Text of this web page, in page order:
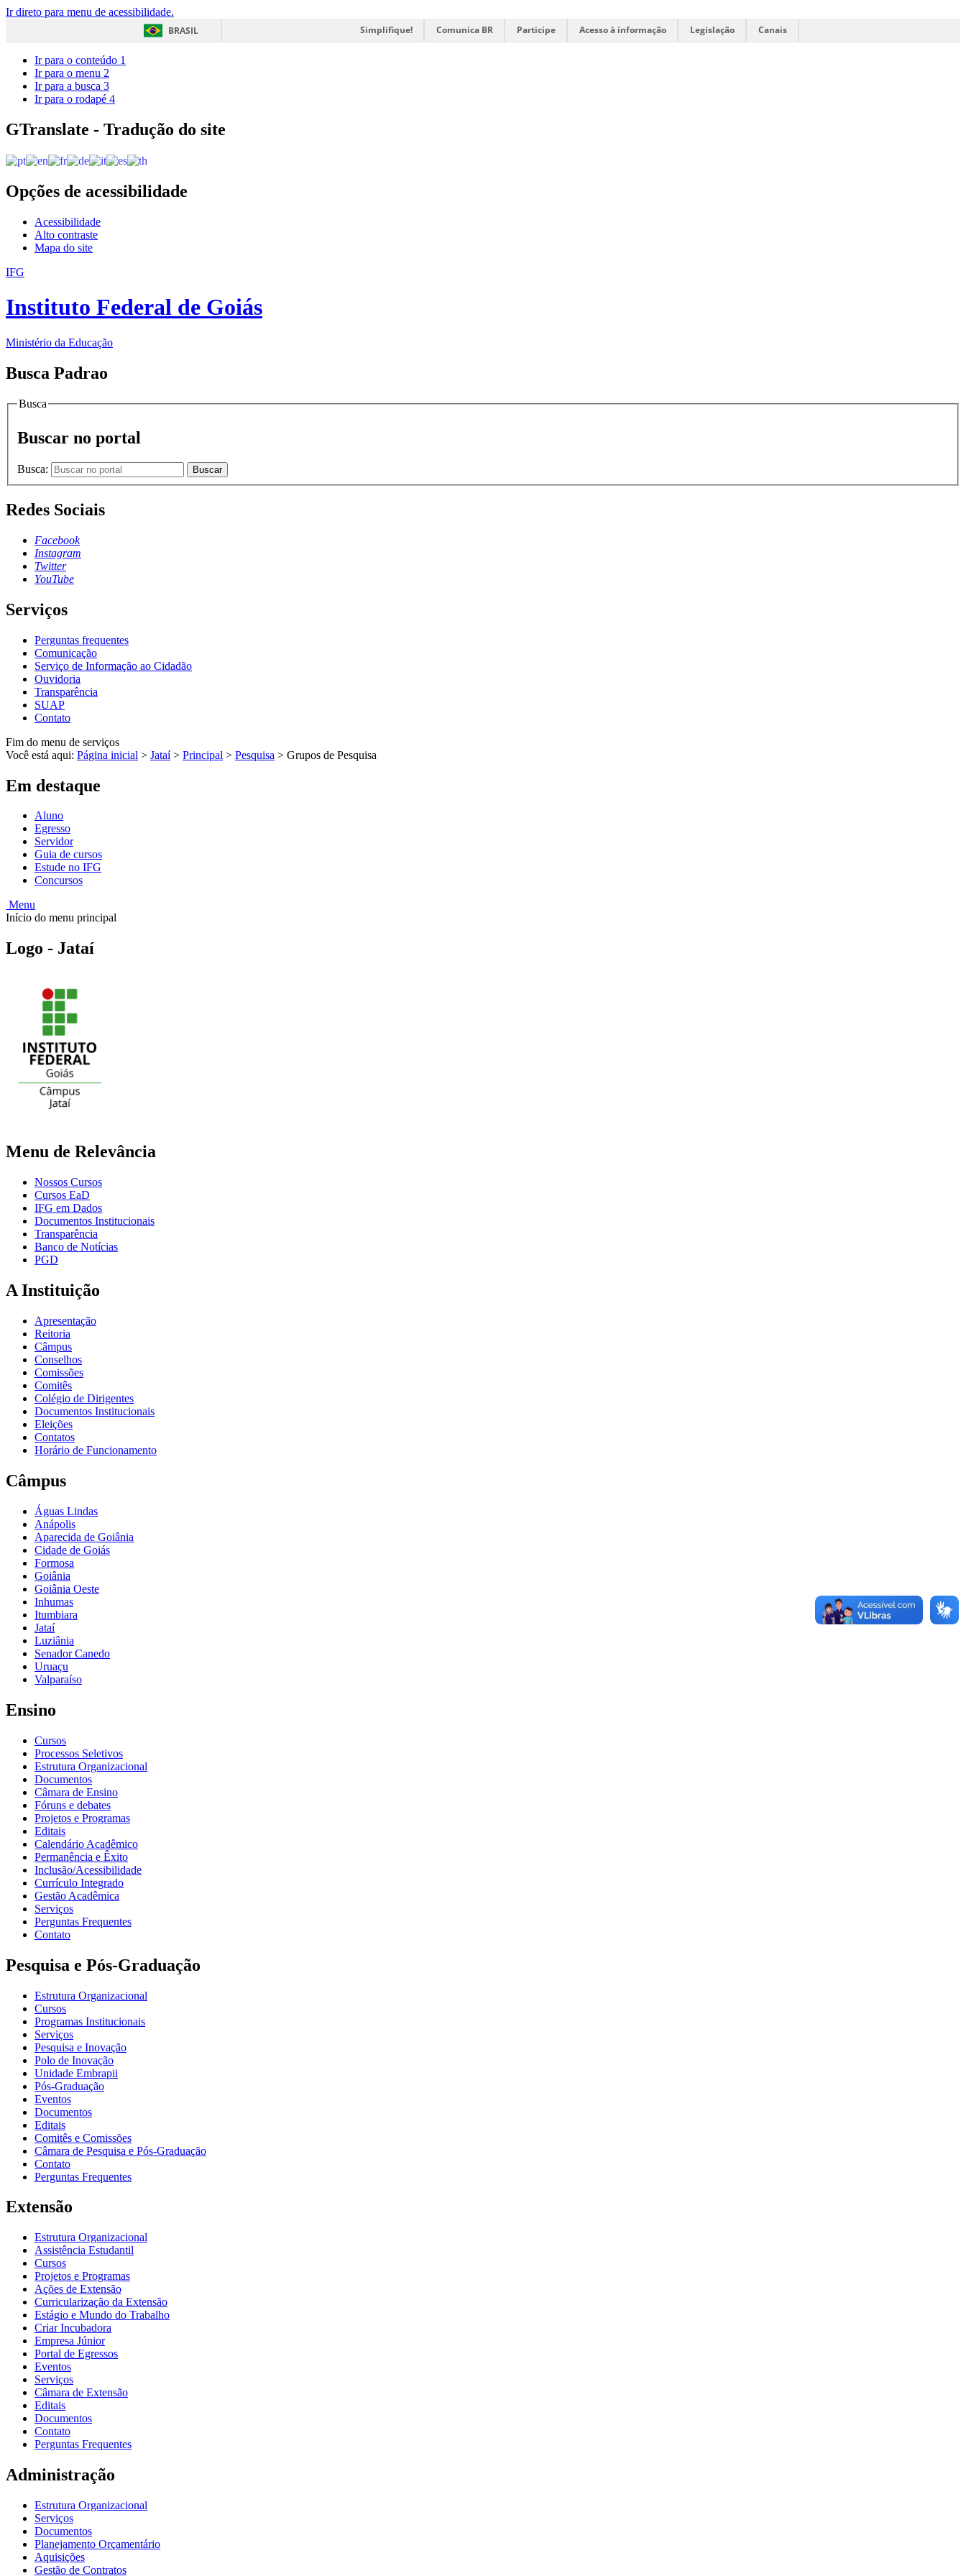
Ir direto para menu de acessibilidade.
BRASIL
Simplifique! Comunica BR Participe Acesso à informação Legislação Canais
Ir para o conteúdo 1
Ir para o menu 2
Ir para a busca 3
Ir para o rodapé 4
GTranslate - Tradução do site
Opções de acessibilidade
Acessibilidade
Alto contraste
Mapa do site
IFG
Instituto Federal de Goiás
Ministério da Educação
Busca Padrao
Busca
Buscar no portal
Busca: Buscar
Redes Sociais
Facebook
Instagram
Twitter
YouTube
Serviços
Perguntas frequentes
Comunicação
Serviço de Informação ao Cidadão
Ouvidoria
Transparência
SUAP
Contato
Fim do menu de serviços
Você está aqui: Página inicial > Jataí > Principal > Pesquisa > Grupos de Pesquisa
Em destaque
Aluno
Egresso
Servidor
Guia de cursos
Estude no IFG
Concursos
Menu
Início do menu principal
Logo - Jataí
Menu de Relevância
Nossos Cursos
Cursos EaD
IFG em Dados
Documentos Institucionais
Transparência
Banco de Notícias
PGD
A Instituição
Apresentação
Reitoria
Câmpus
Conselhos
Comissões
Comitês
Colégio de Dirigentes
Documentos Institucionais
Eleições
Contatos
Horário de Funcionamento
Câmpus
Águas Lindas
Anápolis
Aparecida de Goiânia
Cidade de Goiás
Formosa
Goiânia
Goiânia Oeste
Inhumas
Itumbiara
Jataí
Luziânia
Senador Canedo
Uruaçu
Valparaíso
Ensino
Cursos
Processos Seletivos
Estrutura Organizacional
Documentos
Câmara de Ensino
Fóruns e debates
Projetos e Programas
Editais
Calendário Acadêmico
Permanência e Êxito
Inclusão/Acessibilidade
Currículo Integrado
Gestão Acadêmica
Serviços
Perguntas Frequentes
Contato
Pesquisa e Pós-Graduação
Estrutura Organizacional
Cursos
Programas Institucionais
Serviços
Pesquisa e Inovação
Polo de Inovação
Unidade Embrapii
Pós-Graduação
Eventos
Documentos
Editais
Comitês e Comissões
Câmara de Pesquisa e Pós-Graduação
Contato
Perguntas Frequentes
Extensão
Estrutura Organizacional
Assistência Estudantil
Cursos
Projetos e Programas
Ações de Extensão
Curricularização da Extensão
Estágio e Mundo do Trabalho
Criar Incubadora
Empresa Júnior
Portal de Egressos
Eventos
Serviços
Câmara de Extensão
Editais
Documentos
Contato
Perguntas Frequentes
Administração
Estrutura Organizacional
Serviços
Documentos
Planejamento Orçamentário
Aquisições
Gestão de Contratos